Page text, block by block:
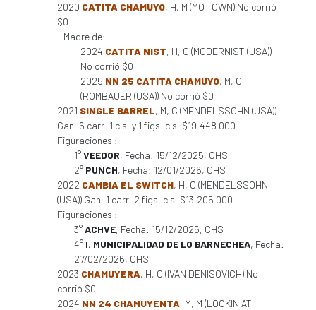
2020 CATITA CHAMUYO, H, M (MO TOWN) No corrió
$0
Madre de:
2024 CATITA NIST, H, C (MODERNIST (USA))
No corrió $0
2025 NN 25 CATITA CHAMUYO, M, C
(ROMBAUER (USA)) No corrió $0
2021 SINGLE BARREL, M, C (MENDELSSOHN (USA))
Gan. 6 carr. 1 cls. y 1 figs. cls. $19.448.000
Figuraciones :
1°VEEDOR, Fecha: 15/12/2025, CHS
2° PUNCH, Fecha: 12/01/2026, CHS
2022 CAMBIA EL SWITCH, H, C (MENDELSSOHN
(USA)) Gan. 1 carr. 2 figs. cls. $13.205.000
Figuraciones :
3°ACHVE, Fecha: 15/12/2025, CHS
4° I. MUNICIPALIDAD DE LO BARNECHEA, Fecha:
27/02/2026, CHS
2023 CHAMUYERA, H, C (IVAN DENISOVICH) No
corrió $0
2024 NN 24 CHAMUYENTA, M, M (LOOKIN AT